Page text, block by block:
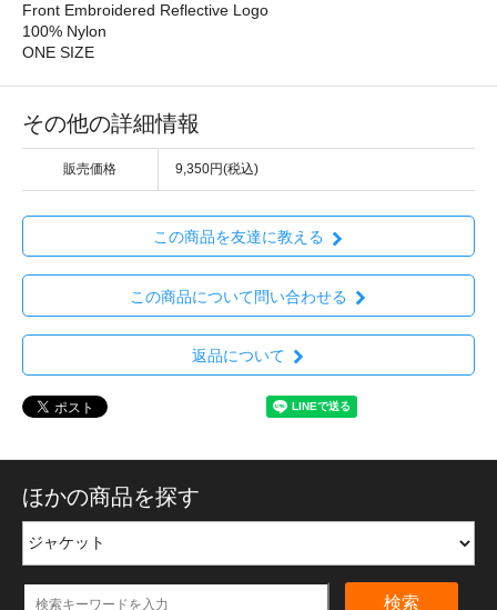
Front Embroidered Reflective Logo
100% Nylon
ONE SIZE
その他の詳細情報
販売価格 9,350円(税込)
この商品を友達に教える
この商品について問い合わせる
返品について
ほかの商品を探す
検索